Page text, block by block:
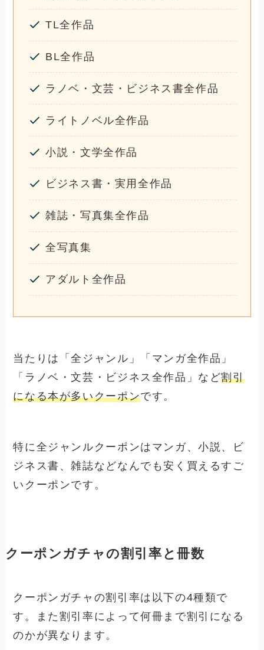
TL全作品
BL全作品
ラノベ・文芸・ビジネス書全作品
ライトノベル全作品
小説・文学全作品
ビジネス書・実用全作品
雑誌・写真集全作品
全写真集
アダルト全作品
当たりは「全ジャンル」「マンガ全作品」
「ラノベ・文芸・ビジネス全作品」など割引
になる本が多いクーポンです。
特に全ジャンルクーポンはマンガ、小説、ビ
ジネス書、雑誌などなんでも安く買えるすご
いクーポンです。
クーポンガチャの割引率と冊数
クーポンガチャの割引率は以下の4種類で
す。また割引率によって何冊まで割引になる
のかが異なります。